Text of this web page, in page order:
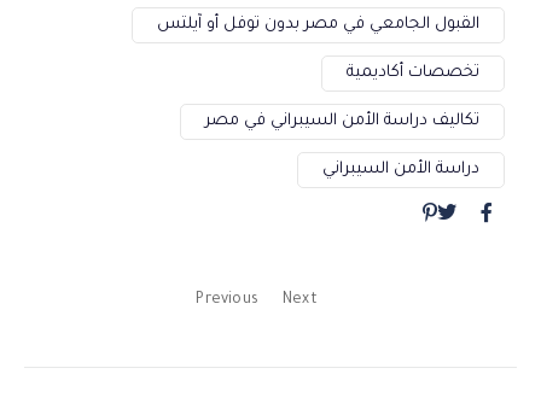
القبول الجامعي في مصر بدون توفل أو آيلتس
تخصصات أكاديمية
تكاليف دراسة الأمن السيبراني في مصر
دراسة الأمن السيبراني
Previous Next